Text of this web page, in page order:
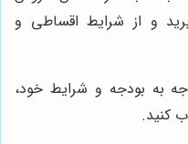
و از شرایط اقساطی و
به بودجه و شرایط خود،
کنید.